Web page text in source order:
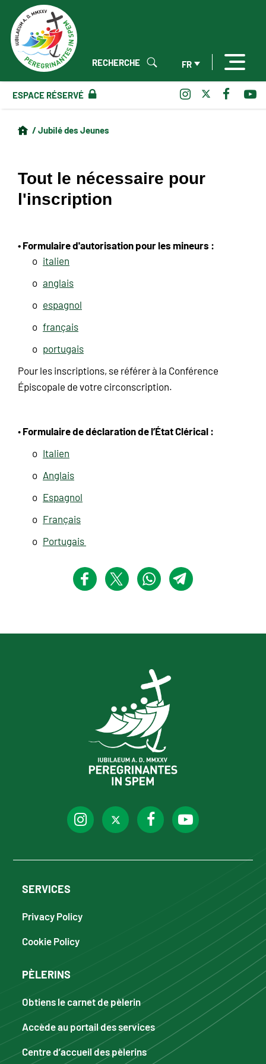
FR
RECHERCHE
ESPACE RÉSERVÉ
/ Jubilé des Jeunes
Tout le nécessaire pour
l'inscription
• Formulaire d'autorisation pour les mineurs :
o italien
o anglais
o espagnol
o français
o portugais
Pour les inscriptions, se référer à la Conférence
Épiscopale de votre circonscription.
•Formulaire de déclaration de l’État Clérical :
o Italien
o Anglais
o Espagnol
o Français
o Portugais
SERVICES
Privacy Policy
Cookie Policy
PÈLERINS
Obtiens le carnet de pèlerin
Accède au portail des services
Centre d’accueil des pèlerins